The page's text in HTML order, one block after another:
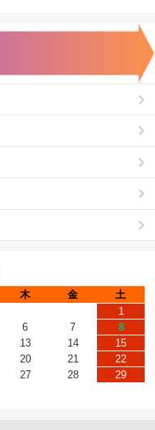
木 金
土
1
6 7
8
13 14
15
20 21
22
27 28
29